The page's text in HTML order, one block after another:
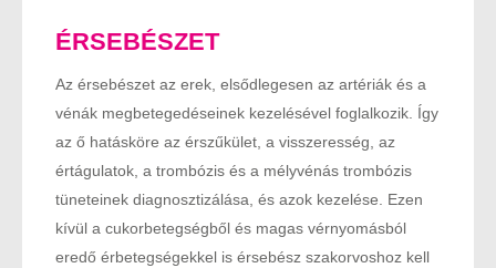
ÉRSEBÉSZET
Az érsebészet az erek, elsődlegesen az artériák és a
vénák megbetegedéseinek kezelésével foglalkozik. Így
az ő hatásköre az érszűkület, a visszeresség, az
értágulatok, a trombózis és a mélyvénás trombózis
tüneteinek diagnosztizálása, és azok kezelése. Ezen
kívül a cukorbetegségből és magas vérnyomásból
eredő érbetegségekkel is érsebész szakorvoshoz kell